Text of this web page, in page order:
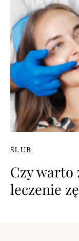
ŚLUB
Czy warto
leczenie